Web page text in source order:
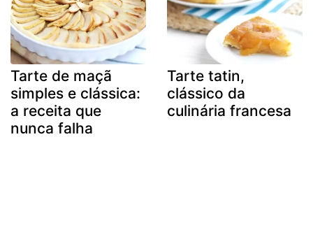
Tarte de maçã
simples e clássica:
a receita que
nunca falha
Tarte tatin,
clássico da
culinária francesa